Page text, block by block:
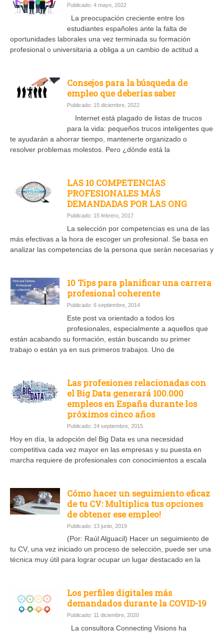
Publicado: 4 mayo, 2022
La preocupación creciente entre los
estudiantes españoles ante la falta de
oportunidades laborales una vez terminada su formación
profesional o universitaria a obliga a un cambio de actitud a
Consejos para la búsqueda de
empleo que deberías saber
Publicado: 15 diciembre, 2022
Internet está plagado de listas de trucos
para la vida: pequeños trucos inteligentes que
te ayudarán a ahorrar tiempo, mantenerte organizado o
resolver problemas molestos. Pero ¿dónde está la
LAS 10 COMPETENCIAS
PROFESIONALES MÁS
DEMANDADAS POR LAS ONG
Publicado: 15 febrero, 2017
La selección por competencias es una de las
más efectivas a la hora de escoger un profesional. Se basa en
analizar las competencias de la persona que serán necesarias y
10 Tips para planificar una carrera
profesional coherente
Publicado: 6 septiembre, 2014
Este post va orientado a todos los
profesionales, especialmente a aquellos que
están acabando su formación, están buscando su primer
trabajo o están ya en sus primeros trabajos. Uno de
Las profesiones relacionadas con
el Big Data generará 100.000
empleos en España durante los
próximos cinco años
Publicado: 24 septiembre, 2015
Hoy en día, la adopción del Big Data es una necesidad
competitiva cada vez mayor en las empresas y su puesta en
marcha requiere de profesionales con conocimientos a escala
Cómo hacer un seguimiento eficaz
de tu CV: Multiplica tus opciones
de obtener ese empleo!
Publicado: 13 junio, 2019
(Por: Raúl Alguacil) Hacer un seguimiento de
tu CV, una vez iniciado un proceso de selección, puede ser una
técnica muy útil para lograr ocupar un lugar destacado en la
Los perfiles digitales más
demandados durante la COVID-19
Publicado: 11 diciembre, 2020
La consultora Connecting Visions ha